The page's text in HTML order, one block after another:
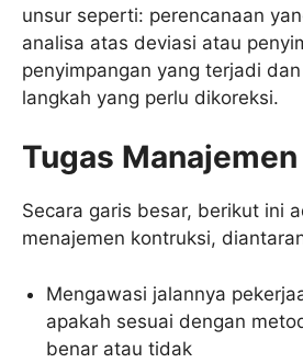
unsur seperti: perencanaan
analisa atas deviasi atau
penyimpangan yang terjadi
langkah yang perlu dikoreksi.
Tugas
Secara garis besar, berikut ini
menajemen kontruksi,
Mengawasi jalannya
apakah sesuai dengan
benar atau tidak